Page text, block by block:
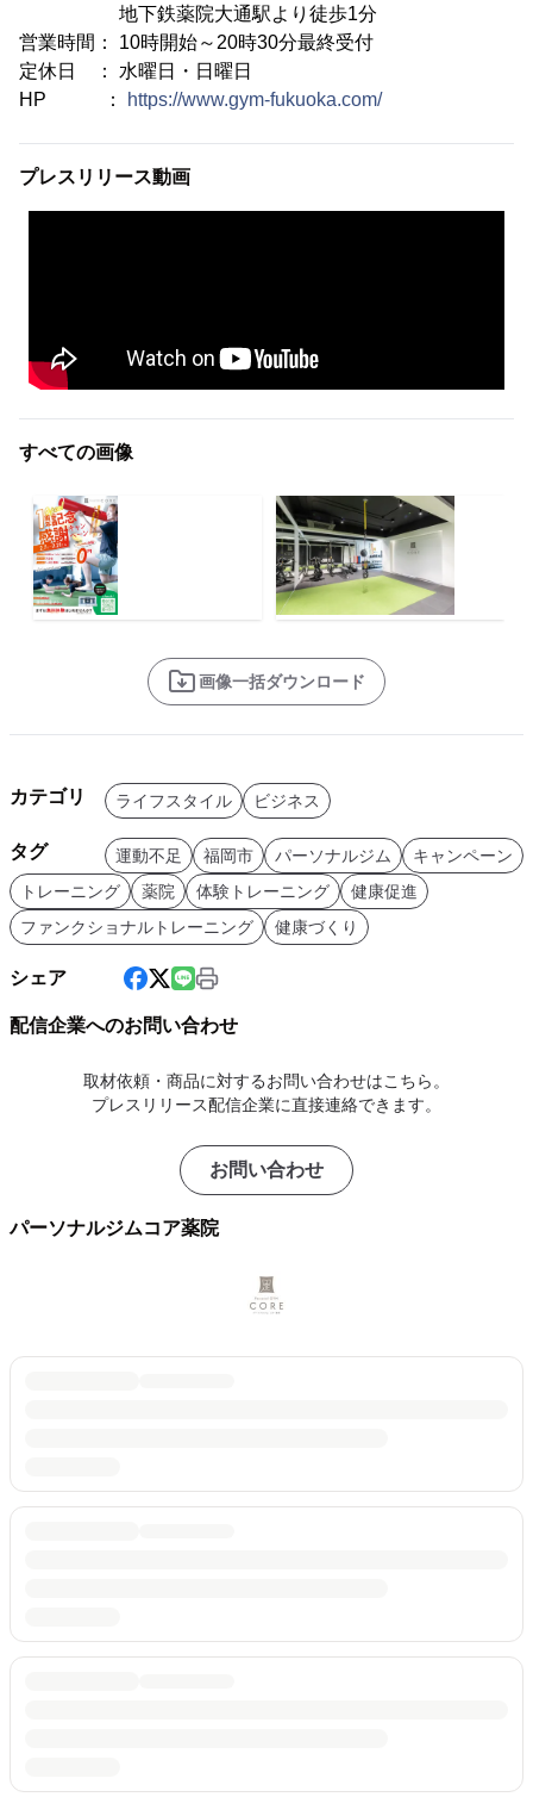
地下鉄薬院大通駅より徒歩1分
営業時間： 10時開始～20時30分最終受付
定休日 ： 水曜日・日曜日
HP ：
https://www.gym-fukuoka.com/
プレスリリース動画
すべての画像
画像一括ダウンロード
カテゴリ ライフスタイル ビジネス
タグ 運動不足 福岡市 パーソナルジム
キャンペーン
トレーニング
薬院 体験トレーニング
健康促進
ファンクショナルトレーニング
健康づくり
シェア
配信企業へのお問い合わせ
取材依頼・商品に対するお問い合わせはこちら。
プレスリリース配信企業に直接連絡できます。
お問い合わせ
パーソナルジムコア薬院